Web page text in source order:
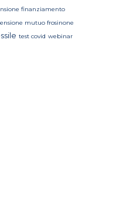
finanziamento
mutuo frosinone
test covid webinar